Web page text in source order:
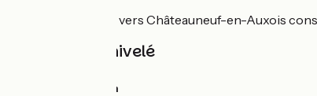
Détour hors piste vers Châteauneuf-en-Auxois
Pentes et dénivelé
115m